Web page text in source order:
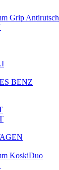
Grip Antirutsch
BENZ
KoskiDuo